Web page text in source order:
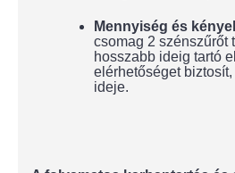
Mennyiség és
csomag 2 szénszűrőt
hosszabb ideig tartó
elérhetőséget
ideje.